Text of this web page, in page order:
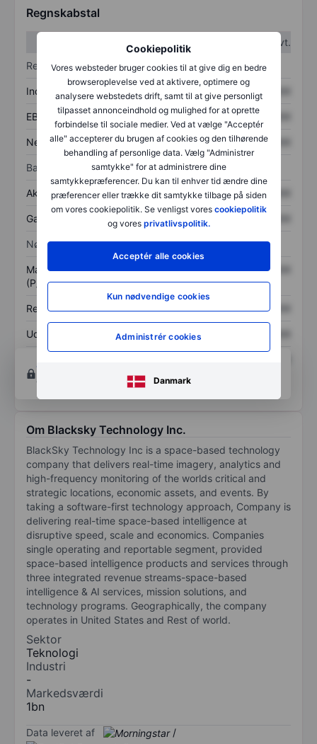
Cookiepolitik
Vores websteder bruger cookies til at give dig en bedre
browseroplevelse ved at aktivere, optimere og
analysere webstedets drift, samt til at give personligt
tilpasset annonceindhold og mulighed for at oprette
forbindelse til sociale medier. Ved at vælge "Acceptér
alle" accepterer du brugen af cookies og den tilhørende
behandling af personlige data. Vælg "Administrer
samtykke" for at administrere dine
samtykkepræferencer. Du kan til enhver tid ændre dine
præferencer eller trække dit samtykke tilbage på siden
om vores cookiepolitik. Se venligst vores cookiepolitik
og vores privatlivspolitik.
Acceptér alle cookies
Kun nødvendige cookies
Administrér cookies
Danmark
Regnskabstal
1. kvt.
2. kvt.
Resultatopgørelse
Indtægter XXXXXXX XXXXXXX
EBITDA XXXXXXX XXXXXXX
Nettoresultat XXXXXXX XXXXXXX
Balance
Aktiver i alt XXXXXXX XXXXXXX
Gæld XXXXXXX
Nøgletal
Markedsværdi/omsætning
(P/S)
XXXXXXX XXXXXXX
Resultat pr. aktie (EPS) XXXXXXX XXXXXXX
Udbytte pr. aktie XXXXXXX
Opret konto
og analyse værktøjer.
Om Blacksky Technology Inc.
BlackSky Technology Inc is a space-based technology
company that delivers real-time imagery, analytics and
high-frequency monitoring of the worlds critical and
strategic locations, economic assets, and events. By
taking a software-first technology approach, Company is
delivering real-time space-based intelligence at
disruptive speed, scale and economics. Companies
single operating and reportable segment, provided
space-based intelligence products and services through
three integrated revenue streams-space-based
intelligence & AI services, mission solutions, and
technology programs. Geographically, the company
operates in United States and Rest of world.
Sektor
Teknologi
Industri
-
Markedsværdi
1bn
Data leveret af /